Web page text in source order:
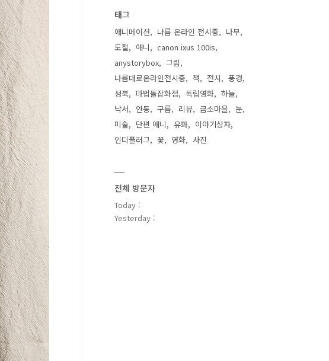
태그
애니메이션 나름 온라인 전시중
나무
도철
애니
canon ixus 100is
anystorybox
그림
나름대로온라인전시중
책 전시
풍경
성북
마법돌잡화점 독립영화
하늘
낙서
안동 구름 리뷰 금소마을
눈
미술
단편 애니 유화
이야기상자
인디플러그
꽃 영화 사진
전체 방문자
Today :
Yesterday :